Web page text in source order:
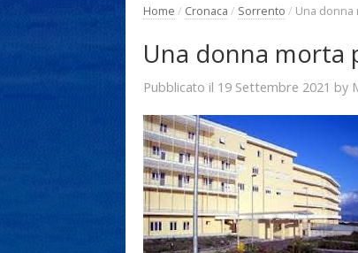
Home / Cronaca / Sorrento / Una donna
Una donna morta
Pubblicato il 19 Settembre 2021 by